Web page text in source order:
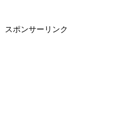
スポンサーリンク